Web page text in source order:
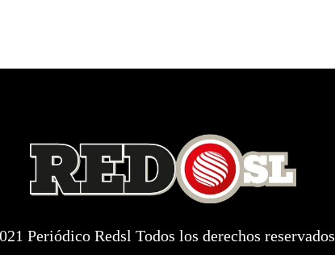
Periódico Redsl Todos los derechos reservados